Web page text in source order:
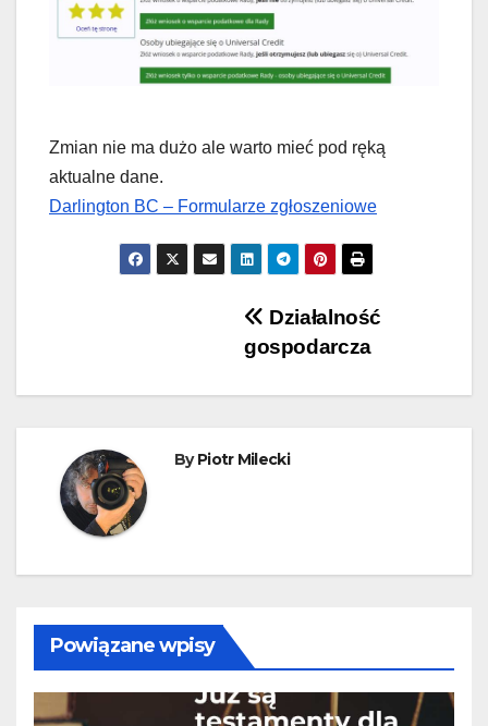
Zmian nie ma dużo ale warto mieć pod ręką
aktualne dane.
Darlington BC – Formularze zgłoszeniowe
Działalność
gospodarcza
ByPiotr Milecki
Powiązane wpisy